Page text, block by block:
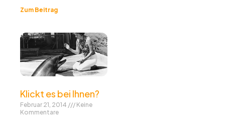
Zum Beitrag
Klickt es bei Ihnen?
Februar 21, 2014
Keine
Kommentare